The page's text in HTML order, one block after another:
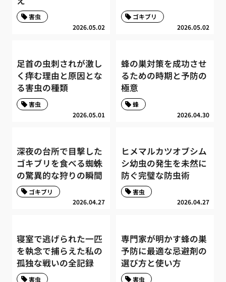
2026.05.02
害虫
2026.05.02
ゴキブリ
足首の虫刺されが激し
く痒む理由と原因とな
る害虫の種類
2026.05.01
害虫
蜂の巣対策を成功させ
るための時期と予防の
極意
2026.04.30
蜂
深夜の台所で目撃した
ゴキブリを食べる蜘蛛
の驚異的な狩りの瞬間
2026.04.27
ゴキブリ
ヒメマルカツオブシム
シ幼虫の発生を未然に
防ぐ完璧な防虫術
2026.04.27
害虫
寝室で逃げられた一匹
を執念で捕らえた私の
孤独な戦いの全記録
害虫
専門家が明かす蜂の巣
予防に最適な忌避剤の
選び方と使い方
害虫